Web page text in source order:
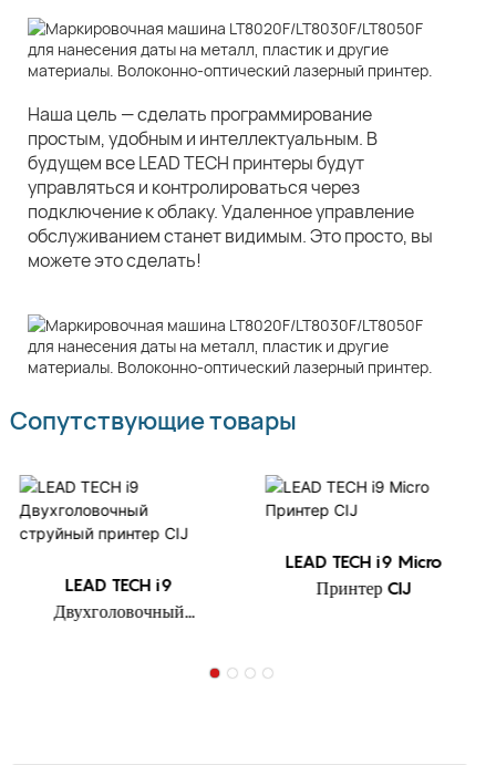
Наша цель — сделать программирование
простым, удобным и интеллектуальным. В
будущем все LEAD TECH принтеры будут
управляться и контролироваться через
подключение к облаку. Удаленное управление
обслуживанием станет видимым. Это просто, вы
можете это сделать!
Сопутствующие товары
LEAD TECH i9
Двухголовочный
LEAD TECH i9 Micro
Принтер CIJ